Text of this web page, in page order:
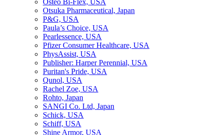
Osteo Bi-Flex, USA
Otsuka Pharmaceutical, Japan
P&G, USA
Paula’s Choice, USA
Pearlessence, USA
Pfizer Consumer Healthcare, USA
PhysAssist, USA
Publisher: Harper Perennial, USA
Puritan's Pride, USA
Qunol, USA
Rachel Zoe, USA
Rohto, Japan
SANGI Co. Ltd, Japan
Schick, USA
Schiff, USA
Shine Armor, USA